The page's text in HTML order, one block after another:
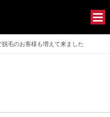
脱毛のお客様も増えて来ました